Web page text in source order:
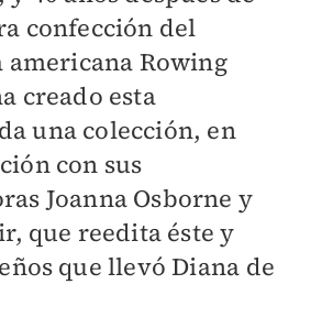
confección del
americana Rowing
creado esta
una colección, en
con sus
Joanna Osborne y
que reedita éste y
que llevó Diana de